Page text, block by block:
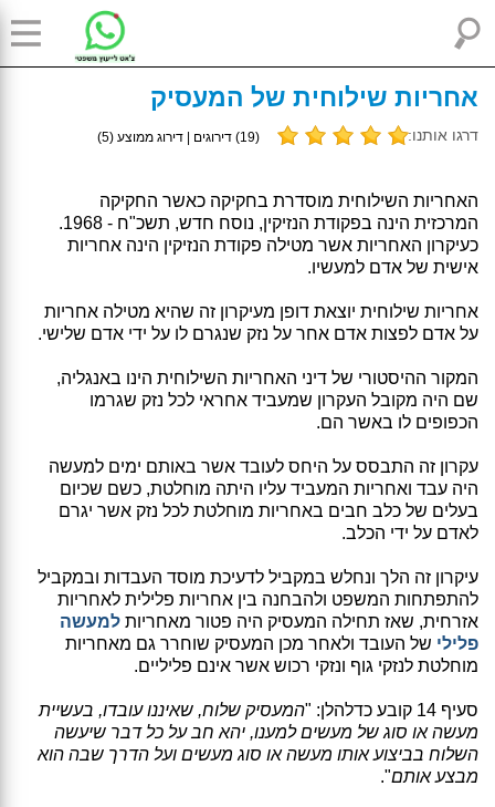
אחריות שילוחית של המעסיק
דרגו אותנו: (
19) דירוגים | דירוג ממוצע (5
)
האחריות השילוחית מוסדרת בחקיקה כאשר החקיקה
המרכזית הינה בפקודת הנזיקין, נוסח חדש, תשכ"ח - 1968.
כעיקרון האחריות אשר מטילה פקודת הנזיקין הינה אחריות
אישית של אדם למעשיו.
אחריות שילוחית יוצאת דופן מעיקרון זה שהיא מטילה אחריות
על אדם לפצות אדם אחר על נזק שנגרם לו על ידי אדם שלישי.
המקור ההיסטורי של דיני האחריות השילוחית הינו באנגליה,
שם היה מקובל העקרון שמעביד אחראי לכל נזק שגרמו
הכפופים לו באשר הם.
עקרון זה התבסס על היחס לעובד אשר באותם ימים למעשה
היה עבד ואחריות המעביד עליו היתה מוחלטת, כשם שכיום
בעלים של כלב חבים באחריות מוחלטת לכל נזק אשר יגרם
לאדם על ידי הכלב.
עיקרון זה הלך ונחלש במקביל לדעיכת מוסד העבדות ובמקביל
להתפתחות המשפט ולהבחנה בין אחריות פלילית לאחריות
אזרחית, שאז תחילה המעסיק היה פטור מאחריות למעשה
פלילי של העובד ולאחר מכן המעסיק שוחרר גם מאחריות
מוחלטת לנזקי גוף ונזקי רכוש אשר אינם פליליים.
סעיף 14 קובע כדלהלן: "
המעסיק שלוח, שאיננו עובדו, בעשיית
מעשה או סוג של מעשים למענו, יהא חב על כל דבר שיעשה
השלוח בביצוע אותו מעשה או סוג מעשים ועל הדרך שבה הוא
מבצע אותם".